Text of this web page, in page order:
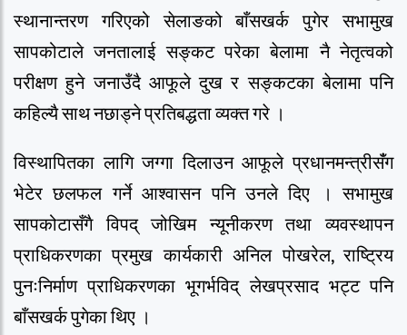
स्थानान्तरण गरिएको सेलाङको बाँसखर्क पुगेर सभामुख
सापकोटाले जनतालाई सङ्कट परेका बेलामा नै नेतृत्वको
परीक्षण हुने जनाउँदै आफूले दुख र सङ्कटका बेलामा पनि
कहिल्यै साथ नछाड्ने प्रतिबद्धता व्यक्त गरे ।
विस्थापितका लागि जग्गा दिलाउन आफूले प्रधानमन्त्रीसंँग
भेटेर छलफल गर्ने आश्वासन पनि उनले दिए । सभामुख
सापकोटासँगै विपद् जोखिम न्यूनीकरण तथा व्यवस्थापन
प्राधिकरणका प्रमुख कार्यकारी अनिल पोखरेल, राष्ट्रिय
पुनःनिर्माण प्राधिकरणका भूगर्भविद् लेखप्रसाद भट्ट पनि
बाँसखर्क पुगेका थिए ।